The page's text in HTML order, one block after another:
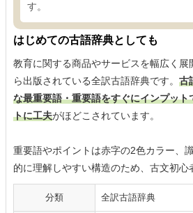
す。
はじめての古語辞典としても
教育に関する商品やサービスを幅広く
ら出版されている全訳古語辞典です。 古
な最重要語・重要語をすぐにインプッ
トに工夫がほどこされています。
重要語やポイントは赤字の2色カラー、
的に理解しやすい構造のため、古文初心
分類 全訳古語辞典